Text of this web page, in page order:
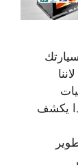
يكشف